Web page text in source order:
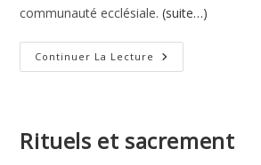
communauté ecclésiale.(suite…)
Continuer La Lecture Pratique
De
Rituels et sacrement